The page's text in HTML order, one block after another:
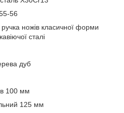
56
ножів класичної форми
сталі
дуб
100 мм
125 мм